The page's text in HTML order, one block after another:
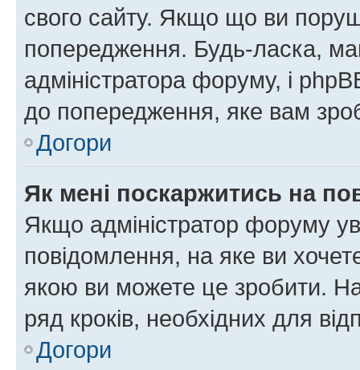
свого сайту. Якщо що ви
попередження. Будь-ласка,
адміністратора форуму, і
до попередження, яке вам
Догори
Як мені поскаржитись на
Якщо адміністратор форуму
повідомлення, на яке ви
якою ви можете це зробити.
ряд кроків, необхідних для
Догори